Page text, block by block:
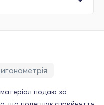
подаю за